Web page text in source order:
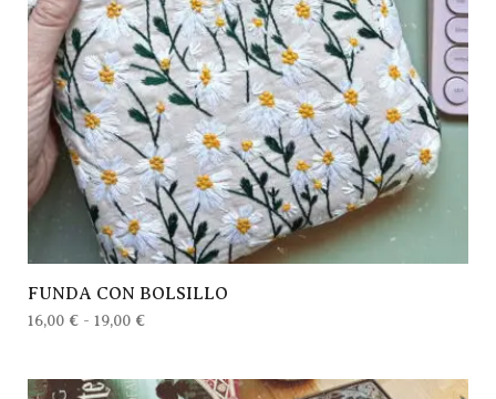
FUNDA CON BOLSILLO
16,00 € - 19,00 €